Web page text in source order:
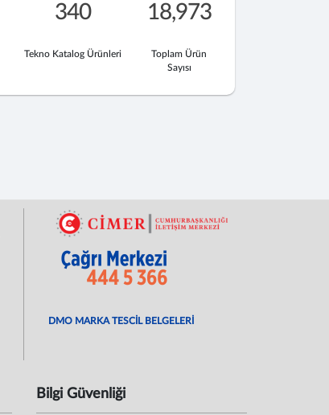
340
Tekno Katalog Ürünleri
18,973
Toplam Ürün
Sayısı
DMO MARKA TESCİL BELGELERİ
Bilgi Güvenliği